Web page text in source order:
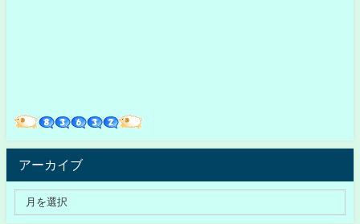
アーカイブ